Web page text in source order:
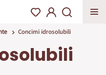
Concimi idrosolubili